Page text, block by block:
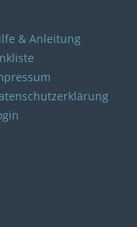
& Anleitung